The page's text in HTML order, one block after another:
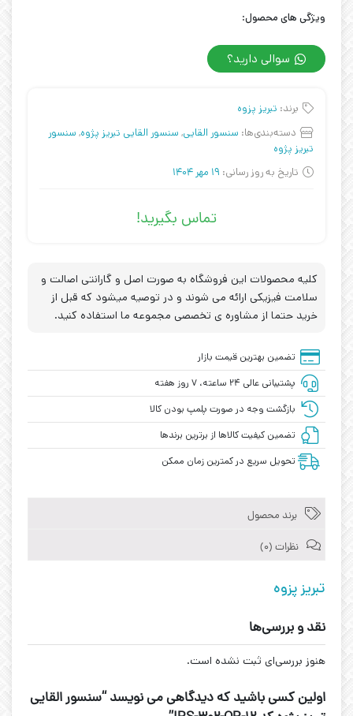
ویژگی های محصول:
سوالی دارید؟
برند: تبریز پزوه
دسته‌بندی‌ها: سنسور القایی, سنسور القایی تبریز پژوه, سنسور
تبریز پژوه
تاریخ به روز رسانی: 19 مهر 1404
تماس بگیرید!
کلیه محصولات این فروشگاه به صورت اصل و گارانتی اصالت و
سلامت فیزیکی ارائه می شوند و در توصیه میشود که قبل از
خرید حتما از مشاوره ی تخصصی مجموعه ما استفاده کنید.
تضمین بهترین قیمت بازار
پشتیبانی عالی ۲۴ ساعته، ۷ روز هفته
بازگشت وجه در صورت پلمپ بودن کالا
تضمین کیفیت کالاها از برترین برندها
تحویل سریع در کمترین زمان ممکن
برند محصول
نظرات (0)
تبریز پزوه
نقد و بررسی‌ها
هنوز بررسی‌ای ثبت نشده است.
اولین کسی باشید که دیدگاهی می نویسد “سنسور القایی